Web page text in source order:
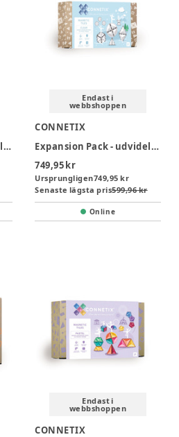
Ball Pack - kugler til kuglebane 12 dele - rainbow
Endast i
webbshoppen
CONNETIX
Expansion Pack - udvidelsessæt 24 dele - clear
749,95 kr
Ursprungligen749,95 kr
Senaste lägsta pris599,96 kr
Online
Endast i
webbshoppen
CONNETIX